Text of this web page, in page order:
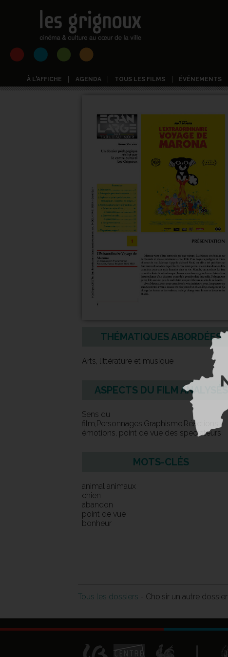
À L'AFFICHE AGENDA TOUS LES FILMS ÉVÉNEMENTS
THÉMATIQUES ABORDÉES
Arts, littérature et musique
ASPECTS DU FILM ANALYSÉS
Sens du
film,Personnages,Graphisme,Réactions,
émotions, point de vue des spectateurs
MOTS-CLÉS
animal animaux
chien
abandon
point de vue
bonheur
Tous les dossiers - Choisir un autre dossier